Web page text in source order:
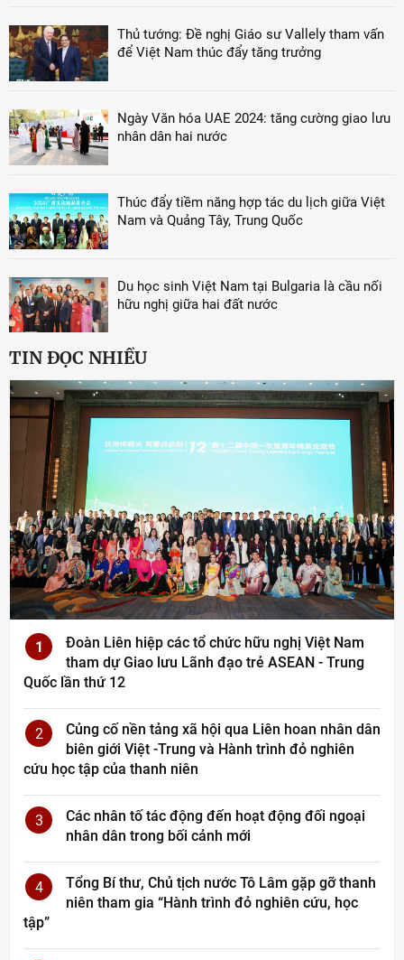
Thủ tướng: Đề nghị Giáo sư Vallely tham vấn
để Việt Nam thúc đẩy tăng trưởng
Ngày Văn hóa UAE 2024: tăng cường giao lưu
nhân dân hai nước
Thúc đẩy tiềm năng hợp tác du lịch giữa Việt
Nam và Quảng Tây, Trung Quốc
Du học sinh Việt Nam tại Bulgaria là cầu nối
hữu nghị giữa hai đất nước
TIN ĐỌC NHIỀU
1
Đoàn Liên hiệp các tổ chức hữu nghị Việt Nam
tham dự Giao lưu Lãnh đạo trẻ ASEAN - Trung
Quốc lần thứ 12
2
Củng cố nền tảng xã hội qua Liên hoan nhân dân
biên giới Việt -Trung và Hành trình đỏ nghiên
cứu học tập của thanh niên
3
Các nhân tố tác động đến hoạt động đối ngoại
nhân dân trong bối cảnh mới
4
Tổng Bí thư, Chủ tịch nước Tô Lâm gặp gỡ thanh
niên tham gia “Hành trình đỏ nghiên cứu, học
tập”